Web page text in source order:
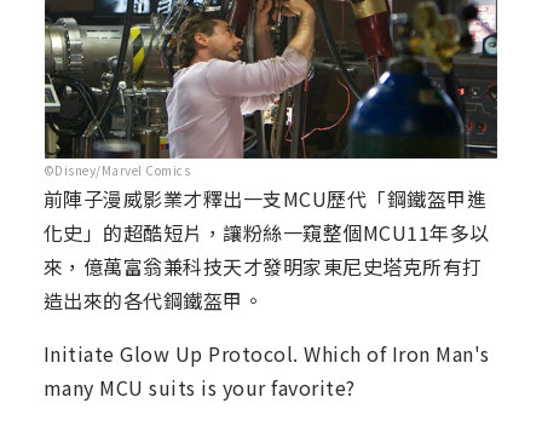
©Disney/Marvel Comics
前陣子漫威影業才釋出一支MCU歷代「鋼鐵盔甲進
化史」的超酷短片，讓粉絲一窺整個MCU11年多以
來，億萬富翁兼科技天才發明家東尼史塔克所有打
造出來的各代鋼鐵盔甲。
Initiate Glow Up Protocol. Which of Iron Man's
many MCU suits is your favorite?